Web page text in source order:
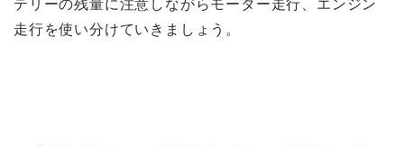
テリーの残量に注意しながらモーター走行、エンジン
走行を使い分けていきましょう。